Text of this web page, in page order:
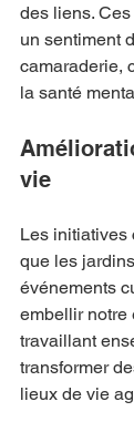
des liens.
un sentiment
camaraderie,
la santé
vie
Les initiatives
que les
événements
embellir notre
travaillant
transformer
lieux de vie